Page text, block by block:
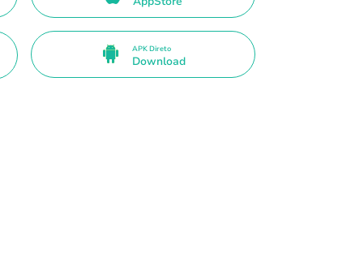
APK Direto
Download